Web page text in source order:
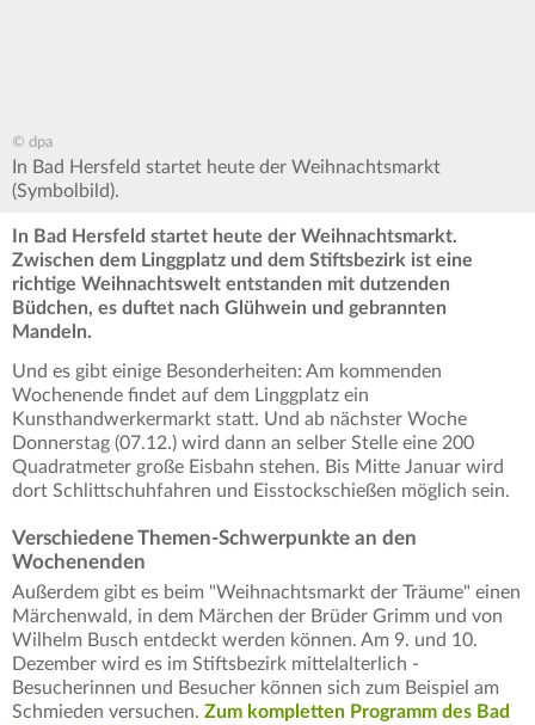
© dpa
In Bad Hersfeld startet heute der Weihnachtsmarkt
(Symbolbild).
In Bad Hersfeld startet heute der Weihnachtsmarkt.
Zwischen dem Linggplatz und dem Stiftsbezirk ist eine
richtige Weihnachtswelt entstanden mit dutzenden
Büdchen, es duftet nach Glühwein und gebrannten
Mandeln.
Und es gibt einige Besonderheiten: Am kommenden
Wochenende findet auf dem Linggplatz ein
Kunsthandwerkermarkt statt. Und ab nächster Woche
Donnerstag (07.12.) wird dann an selber Stelle eine 200
Quadratmeter große Eisbahn stehen. Bis Mitte Januar wird
dort Schlittschuhfahren und Eisstockschießen möglich sein.
Verschiedene Themen-Schwerpunkte an den
Wochenenden
Außerdem gibt es beim "Weihnachtsmarkt der Träume" einen
Märchenwald, in dem Märchen der Brüder Grimm und von
Wilhelm Busch entdeckt werden können. Am 9. und 10.
Dezember wird es im Stiftsbezirk mittelalterlich -
Besucherinnen und Besucher können sich zum Beispiel am
Schmieden versuchen. Zum kompletten Programm des Bad